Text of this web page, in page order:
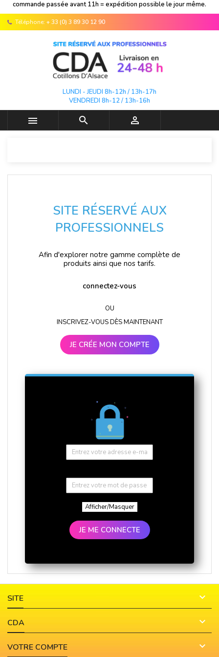
commande passée avant 11h = expédition possible le jour même.
Téléphone: + 33 (0) 3 89 30 12 90
LUNDI - JEUDI 8h-12h / 13h-17h
VENDREDI 8h-12 / 13h-16h
  
SITE RÉSERVÉ AUX
PROFESSIONNELS
Afin d'explorer notre gamme complète de
produits ainsi que nos tarifs.
connectez-vous
OU
INSCRIVEZ-VOUS DÈS MAINTENANT
JE CRÉE MON COMPTE
Afficher/Masquer
JE ME CONNECTE
SITE 
CDA 
VOTRE COMPTE 